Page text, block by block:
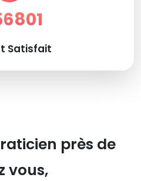
Satisfait
près de
vous,